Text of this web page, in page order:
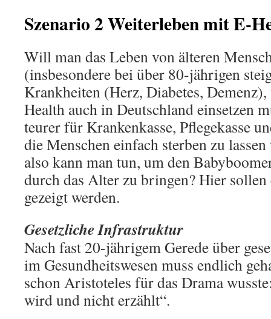
Szenario 2 Weiterleben mit E-
Will man das Leben von älteren
(insbesondere bei über 80-jährigen
Krankheiten (Herz, Diabetes,
Health auch in Deutschland einsetzen
teurer für Krankenkasse, Pflegekasse
die Menschen einfach sterben zu
also kann man tun, um den
durch das Alter zu bringen? Hier
gezeigt werden.
Gesetzliche Infrastruktur
Nach fast 20-jährigem Gerede über
im Gesundheitswesen muss endlich
schon Aristoteles für das Drama
wird und nicht erzählt“.